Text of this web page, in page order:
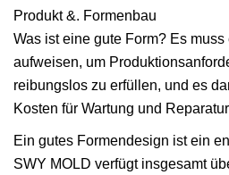
Produkt &. Formenbau
Was ist eine gute Form? Es
aufweisen, um
reibungslos zu erfüllen, und es
Kosten für Wartung und
Ein gutes Formendesign ist ein
SWY MOLD verfügt insgesamt